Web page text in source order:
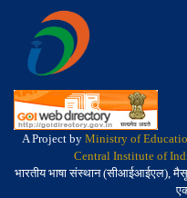
A Project by Ministry of
Central Institute of
भारतीय भाषा संस्थान (सीआईआईएल), मैसूर